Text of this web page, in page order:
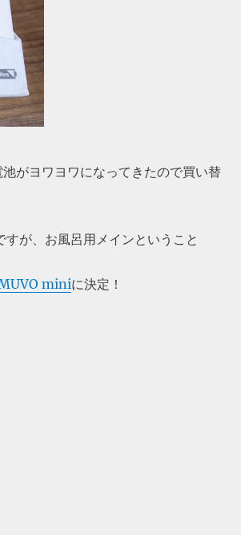
がヨワヨワになってきたので買い替
が、お風呂用メインということ
miniに決定！
を買ってみた(SP-MVM-BK)” の